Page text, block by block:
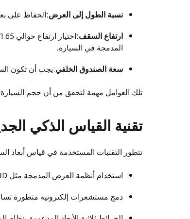
نسبة الطول إلى العرض:الحفاظ على بعد لا يتجاوز 4.3 متر عادة يسهم في
ارتفاع السقف
المدمجة في السيارة.
سعة الصندوق الخلفي:يجب أن تكون السعة على الأقل 350 لتر، مما
تلك العوامل مهمة لتحقق من أن حجم
تقنية القياس الذكي
تتطور التقنيات المستخدمة في قياس أبعاد
استخدام أنظمة العرض المدمجة مثل AR-HUD التي تظهر معلومات الحجم أثناء القيادة.
دمج مستشعرات إلكترونية متطورة